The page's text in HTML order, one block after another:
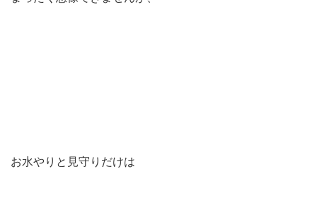
お水やりと見守りだけは